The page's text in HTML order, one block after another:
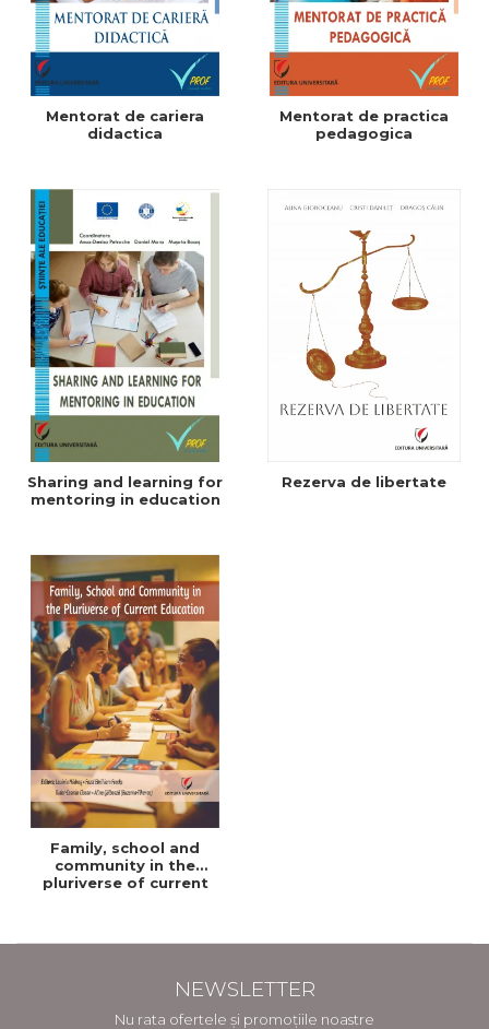
Mentorat de cariera
didactica
Mentorat de practica
pedagogica
Sharing and learning for
mentoring in education
Rezerva de libertate
Family, school and
community in the
pluriverse of current
NEWSLETTER
Nu rata ofertele și promoțiile noastre